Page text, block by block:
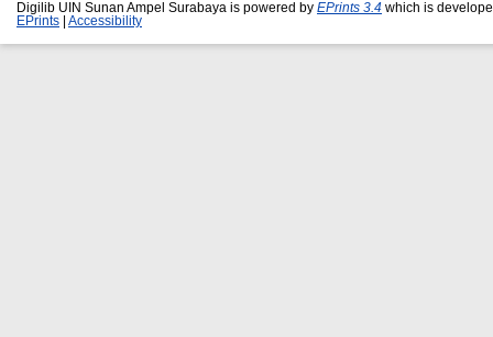
Digilib UIN Sunan Ampel Surabaya is powered by EPrints 3.4 which is
EPrints
Accessibility